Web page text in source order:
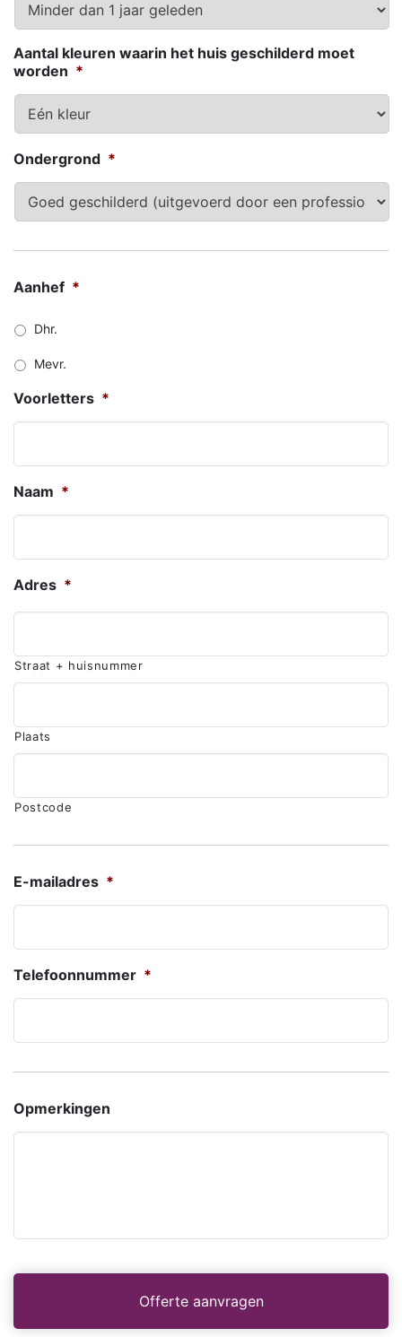
Aantal kleuren waarin het huis geschilderd moet
worden *
Ondergrond *
Aanhef *
Dhr.
Mevr.
Voorletters *
Naam *
Adres *
Straat + huisnummer
Plaats
Postcode
E-mailadres *
Telefoonnummer *
Opmerkingen